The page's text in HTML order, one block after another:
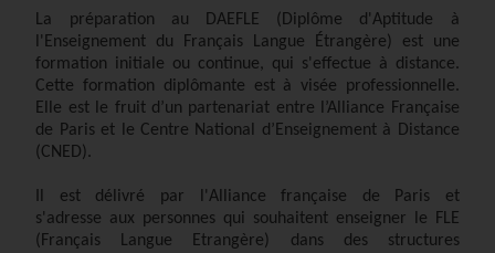
La préparation au DAEFLE (Diplôme d'Aptitude à
l'Enseignement du Français Langue Étrangère) est une
formation initiale ou continue, qui s'effectue à distance.
Cette formation diplômante est à visée professionnelle.
Elle est le fruit d’un partenariat entre l’Alliance Française
de Paris et le Centre National d’Enseignement à Distance
(CNED).
Il est délivré par l'Alliance française de Paris et
s'adresse aux personnes qui souhaitent enseigner le FLE
(Français Langue Etrangère) dans des structures